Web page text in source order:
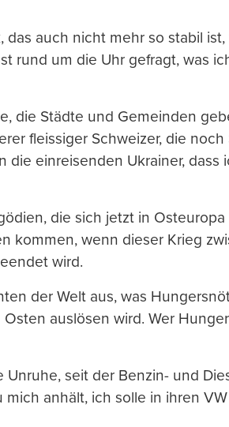
auch nicht mehr so stabil
rund um die Uhr gefragt, was
die Städte und Gemeinden
fleissiger Schweizer, die noch
die einreisenden Ukrainer, dass
die sich jetzt in Osteuropa
kommen, wenn dieser Krieg
wird.
der Welt aus, was
auslösen wird. Wer
seit der Benzin- und
anhält, ich solle in ihren